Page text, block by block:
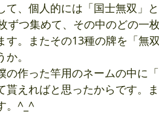
て、個人的には「国士無双」
ずつ集めて、その中のどの一
す。またその13種の牌を「無
。
の作った竿用のネームの中に
貰えればと思ったからです。
。^_^